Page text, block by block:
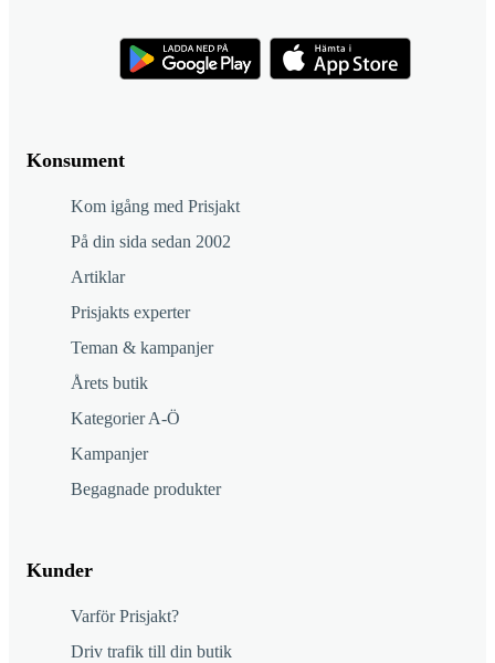
Konsument
Kom igång med Prisjakt
På din sida sedan 2002
Artiklar
Prisjakts experter
Teman & kampanjer
Årets butik
Kategorier A-Ö
Kampanjer
Begagnade produkter
Kunder
Varför Prisjakt?
Driv trafik till din butik